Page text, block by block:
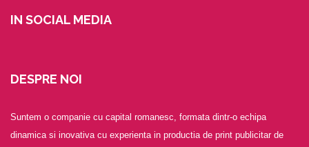
IN SOCIAL MEDIA
DESPRE NOI
Suntem o companie cu capital romanesc, formata dintr-o echipa
dinamica si inovativa cu experienta in productia de print publicitar de